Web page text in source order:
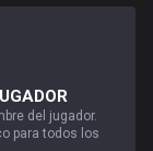
del jugador.
para todos los